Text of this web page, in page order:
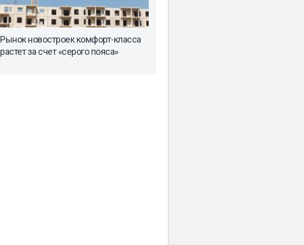
Рынок новостроек комфорт-класса
растет за счет «серого пояса»